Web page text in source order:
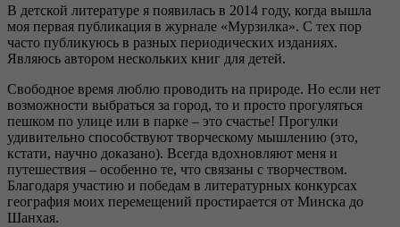
В детской литературе я появилась в 2014 году, когда вышла
моя первая публикация в журнале «Мурзилка». С тех пор
часто публикуюсь в разных периодических изданиях.
Являюсь автором нескольких книг для детей.
Свободное время люблю проводить на природе. Но если нет
возможности выбраться за город, то и просто прогуляться
пешком по улице или в парке – это счастье! Прогулки
удивительно способствуют творческому мышлению (это,
кстати, научно доказано). Всегда вдохновляют меня и
путешествия – особенно те, что связаны с творчеством.
Благодаря участию и победам в литературных конкурсах
география моих перемещений простирается от Минска до
Шанхая.